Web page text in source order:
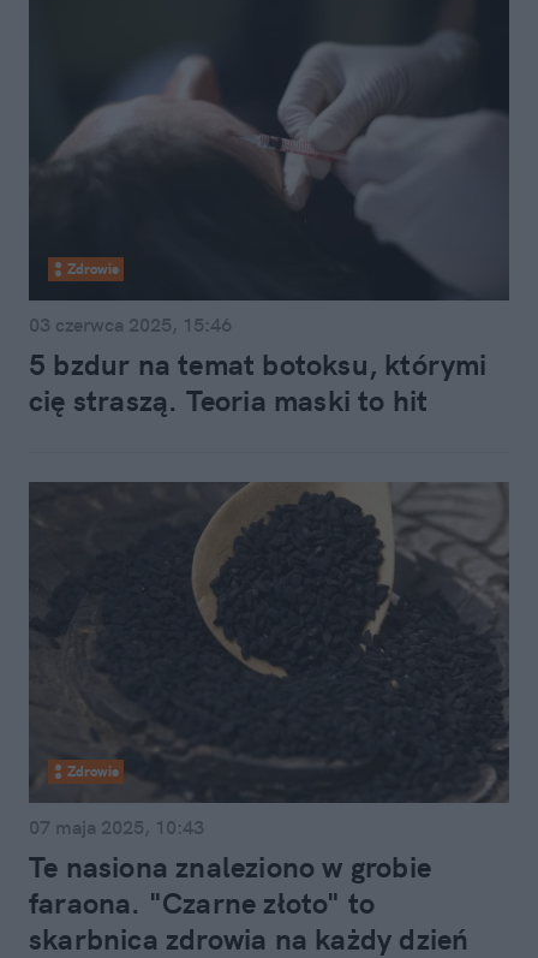
Zdrowie
03 czerwca 2025, 15:46
5 bzdur na temat botoksu, którymi
cię straszą. Teoria maski to hit
Zdrowie
07 maja 2025, 10:43
Te nasiona znaleziono w grobie
faraona. "Czarne złoto" to
skarbnica zdrowia na każdy dzień